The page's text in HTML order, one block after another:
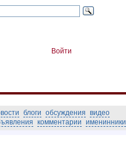
Войти
блоги обсуждения видео
комментарии именинники